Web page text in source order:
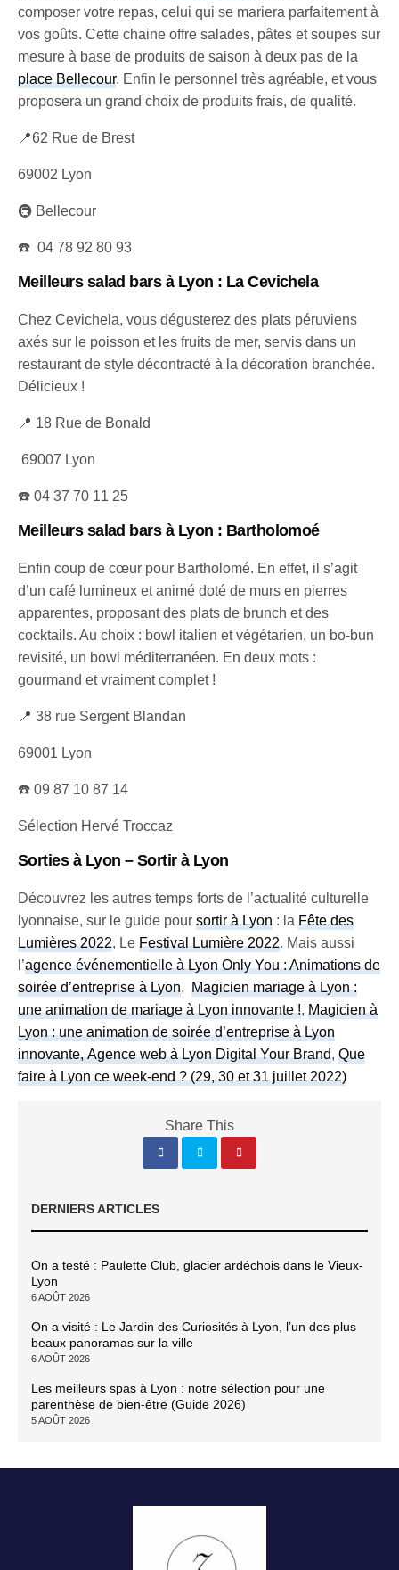
composer votre repas, celui qui se mariera parfaitement à
vos goûts. Cette chaine offre salades, pâtes et soupes sur
mesure à base de produits de saison à deux pas de la
place Bellecour. Enfin le personnel très agréable, et vous
proposera un grand choix de produits frais, de qualité.
📍62 Rue de Brest
69002 Lyon
🚇 Bellecour
☎️ 04 78 92 80 93
Meilleurs salad bars à Lyon : La Cevichela
Chez Cevichela, vous dégusterez des plats péruviens
axés sur le poisson et les fruits de mer, servis dans un
restaurant de style décontracté à la décoration branchée.
Délicieux !
📍 18 Rue de Bonald
69007 Lyon
☎️ 04 37 70 11 25
Meilleurs salad bars à Lyon : Bartholomoé
Enfin coup de cœur pour Bartholomé. En effet, il s’agit
d’un café lumineux et animé doté de murs en pierres
apparentes, proposant des plats de brunch et des
cocktails. Au choix : bowl italien et végétarien, un bo-bun
revisité, un bowl méditerranéen. En deux mots :
gourmand et vraiment complet !
📍 38 rue Sergent Blandan
69001 Lyon
☎️ 09 87 10 87 14
Sélection Hervé Troccaz
Sorties à Lyon – Sortir à Lyon
Découvrez les autres temps forts de l’actualité culturelle
lyonnaise, sur le guide poursortir à Lyon : laFête des
Lumières 2022, LeFestival Lumière 2022. Mais aussi
l’agence événementielle à Lyon Only You : Animations de
soirée d’entreprise à Lyon,Magicien mariage à Lyon :
une animation de mariage à Lyon innovante !,Magicien à
Lyon : une animation de soirée d’entreprise à Lyon
innovante, Agence web à Lyon Digital Your Brand,Que
faire à Lyon ce week-end ? (29, 30 et 31 juillet 2022)
Share This
DERNIERS ARTICLES
On a testé : Paulette Club, glacier ardéchois dans le Vieux-
Lyon
6 AOÛT 2026
On a visité : Le Jardin des Curiosités à Lyon, l’un des plus
beaux panoramas sur la ville
6 AOÛT 2026
Les meilleurs spas à Lyon : notre sélection pour une
parenthèse de bien-être (Guide 2026)
5 AOÛT 2026